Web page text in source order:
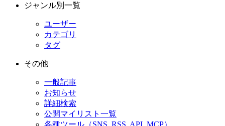
ジャンル別一覧
ユーザー
カテゴリ
タグ
その他
一般記事
お知らせ
詳細検索
公開マイリスト一覧
各種ツール（SNS, RSS, API, MCP）